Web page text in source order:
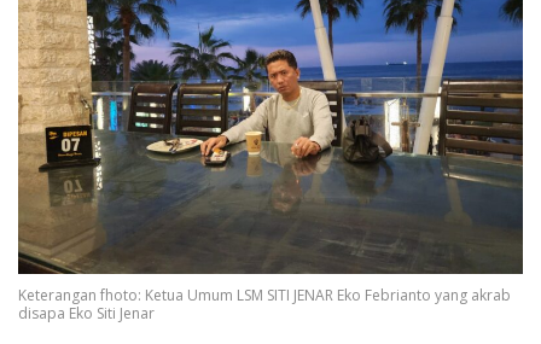
Keterangan fhoto: Ketua Umum LSM SITI JENAR Eko Febrianto yang akrab
disapa Eko Siti Jenar